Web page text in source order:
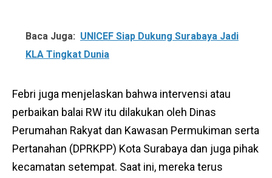
Baca Juga: UNICEF Siap Dukung Surabaya Jadi
KLA Tingkat Dunia
Febri juga menjelaskan bahwa intervensi atau
perbaikan balai RW itu dilakukan oleh Dinas
Perumahan Rakyat dan Kawasan Permukiman serta
Pertanahan (DPRKPP) Kota Surabaya dan juga pihak
kecamatan setempat. Saat ini, mereka terus